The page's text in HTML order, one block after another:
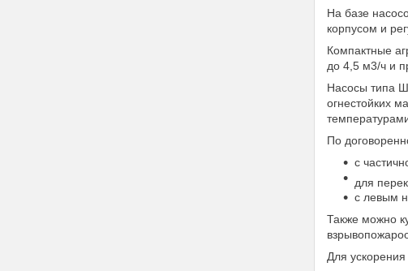
На базе
корпусом и
Компактные
до 4,5 м3/ч и
Насосы типа Ш
огнестойких
По
с
для
с левым
Также можно
Для